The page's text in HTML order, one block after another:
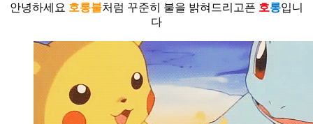
안녕하세요 호롱불처럼 꾸준히 불을 밝혀드리고픈 호롱입니
다